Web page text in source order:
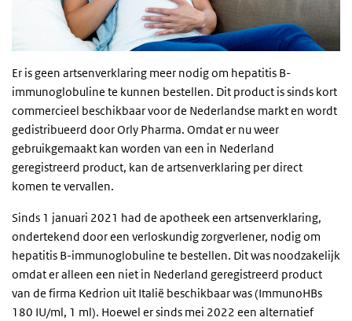
Er is geen artsenverklaring meer nodig om hepatitis B-
immunoglobuline te kunnen bestellen. Dit product is sinds kort
commercieel beschikbaar voor de Nederlandse markt en wordt
gedistribueerd door Orly Pharma. Omdat er nu weer
gebruikgemaakt kan worden van een in Nederland
geregistreerd product, kan de artsenverklaring per direct
komen te vervallen.
Sinds 1 januari 2021 had de apotheek een artsenverklaring,
ondertekend door een verloskundig zorgverlener, nodig om
hepatitis B-immunoglobuline te bestellen. Dit was noodzakelijk
omdat er alleen een niet in Nederland geregistreerd product
van de firma Kedrion uit Italië beschikbaar was (ImmunoHBs
180 IU/ml, 1 ml). Hoewel er sinds mei 2022 een alternatief